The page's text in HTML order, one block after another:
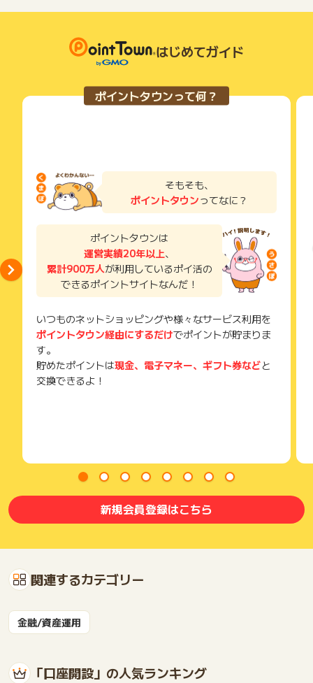
込。
・法人からのお申込の場合
・メールアドレス登録から30日以内に口座開設・レンディング
が完了しなかった方
・レンディング金額が合計50万円相当に満たない場合
・すでに口座開設がある方
・データ重複・広告主より不正等と判断された場合
・その他お申込内容に不備がある場合
※ポイントに関するお問い合わせは、ポイントタウンのサポート
までお問い合わせください。ポイントについて、広告主に直接
お問い合わせをした場合、ポイント獲得対象外となる場合がご
い物を複数回ご利用された場合
て一度でも同サービス・お買い物を利用されたことがある場合
ご利用前には、Cookieの削除をおこなっていただくことを推奨
サービス・お買い物利用時にお電話など2つ以上の申し込み方
法がある場合、必ずサイト上のWEBフォームからお申し込みく
了などのメールは、ポイント獲得するまで必ず保管してくださ
獲得待ち・獲得失敗の状態でお問い合わせされる際に、該当の
メールを送っていただく場合がございます。
そのため、紛失・破棄された場合は対応いたしかねますので、
ご注意ください。
(※) SafariやChromeなどwebサイトを表示するアプリのこと
条件を達成しているかどうかは各広告主ではなく、代理店が行
っているため、広告主はポイントに関する詳細を把握しており
そのため、ポイントタウンのポイントに関するお問い合わせを
広告主様に直接行わないようお願いいたします。
②シンプルな資産管理設計
・暗号資産をデポジットアカウントへ送信するだけでレンディ
ングを開始できます。送付数量に制限がないため、複数のウォ
レットに分散している資産も集約してレンディング可能です。
・資産のロック期間は一切なく、解約手数料も完全無料。いつ
でも返還申請が可能なため、資産の流動性を犠牲にすることな
く運用を継続できます。
・「預けやすく、戻しやすい」を方針に、安心して長期でご利
用いただける環境を実現しています。
④経験と信頼に支えられた運営体制
・オンライン証券・暗号資産交換業など金融・暗号資産業界の
第一線で実績を持つメンバーが運営しています。
・対応銘柄はBTC／ETH／XRP／USDT／USDCの5種類。スマ
ートフォンから口座開設〜レンディングまで完結できます。
はじめてガイド
ポイントタウンって何？
そもそも、
ポイントタウンってなに？
ポイントタウンは
運営実績20年以上、
累計900万人が利用しているポイ活の
できるポイントサイトなんだ！
いつものネットショッピングや様々なサービス利用を
ポイントタウン経由にするだけでポイントが貯まりま
す。
貯めたポイントは現金、電子マネー、ギフト券などと
交換できるよ！
新規会員登録はこちら
関連するカテゴリー
金融/資産運用
「口座開設」の人気ランキング